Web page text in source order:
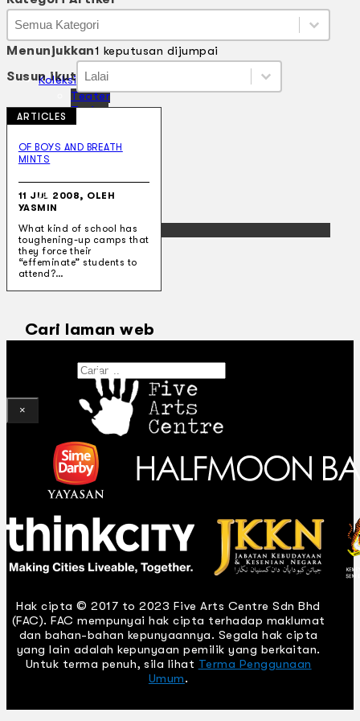
Koleksi Kami
Teater
Tarian
Artikel
Sejarah Lisan
Mengenai Kami
Hubungi Kami
BM
EN
Cari laman web
×
Kategori Artikel
Kategori Artikel
Kategori Artikel
Menunjukkan1 keputusan dijumpai
Susun ikut Susun ikut
Susun ikut
Susun ikut
ARTICLES
OF BOYS AND BREATH
MINTS
11 JUL 2008, OLEH
YASMIN
What kind of school has
toughening-up camps that
they force their
“effeminate” students to
attend?…
Hak cipta © 2017 to 2023 Five Arts Centre Sdn Bhd
(FAC). FAC mempunyai hak cipta terhadap maklumat
dan bahan-bahan kepunyaannya. Segala hak cipta
yang lain adalah kepunyaan pemilik yang berkaitan.
Untuk terma penuh, sila lihat Terma Penggunaan
Umum.